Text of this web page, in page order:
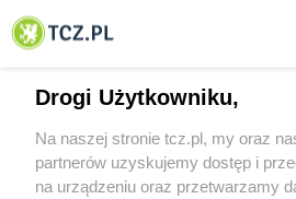
© 2001-2026 Tczew - TCZ.PL Sp. z o.o.
Drogi Użytkowniku,
Na naszej stronie tcz.pl, my oraz
partnerów uzyskujemy dostęp i
na urządzeniu oraz przetwarzamy